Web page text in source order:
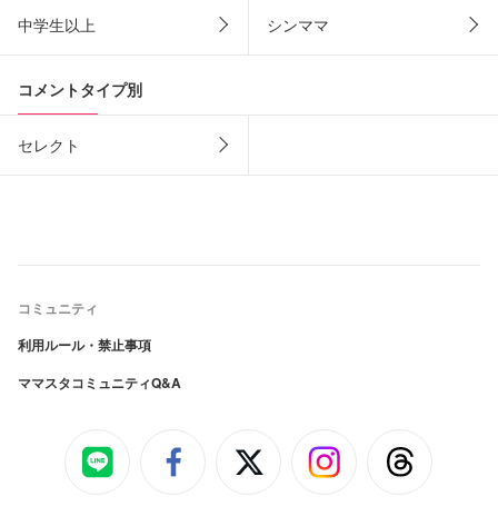
中学生以上 シンママ
コメントタイプ別
セレクト
コミュニティ
利用ルール・禁止事項
ママスタコミュニティQ&A